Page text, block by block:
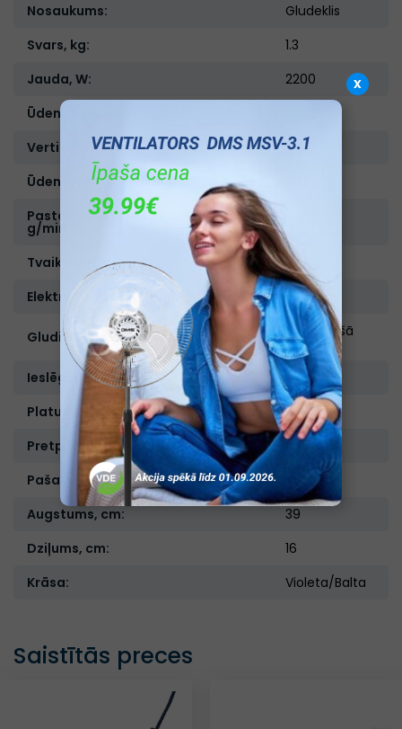
Nosaukums:
Gludeklis
Svars, kg:
1.3
Jauda, W:
2200
Ūdens smidzinātājs:
Vertikālais tvaiks:
Ir
Ūdens rezervuāra tilpums, ml.:
Pastāvīgās tvaika padeves jauda,
g/min.:
Tvaika strūkla, g.:
60
Elektrības vada garums (m):
1,9
Gludināšanas virsma: Nerūsējošā
tērauda
Ieslēgšanās indikācija:
Ir
Platums, cm:
4,1
Pretpilēšanas sistēma:
Nav
Pašattīrīšanās funkcija:
Augstums, cm:
39
Dziļums, cm:
16
Krāsa:
Violeta/Balta
Saistītās preces
x